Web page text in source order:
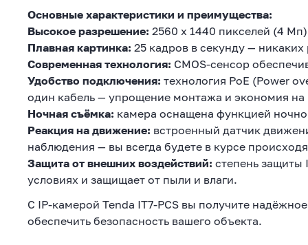
Основные характеристики и преимущества:
Высокое разрешение: 2560 x 1440 пикселей (4
Плавная картинка: 25 кадров в секунду —
Современная технология: CMOS-сенсор
Удобство подключения: технология PoE (Power
один кабель — упрощение монтажа и экономия на
Ночная съёмка: камера оснащена функцией
Реакция на движение: встроенный датчик
наблюдения — вы всегда будете в курсе
Защита от внешних воздействий: степень защиты
условиях и защищает от пыли и влаги.
С IP-камерой Tenda IT7-PCS вы получите
обеспечить безопасность вашего объекта.